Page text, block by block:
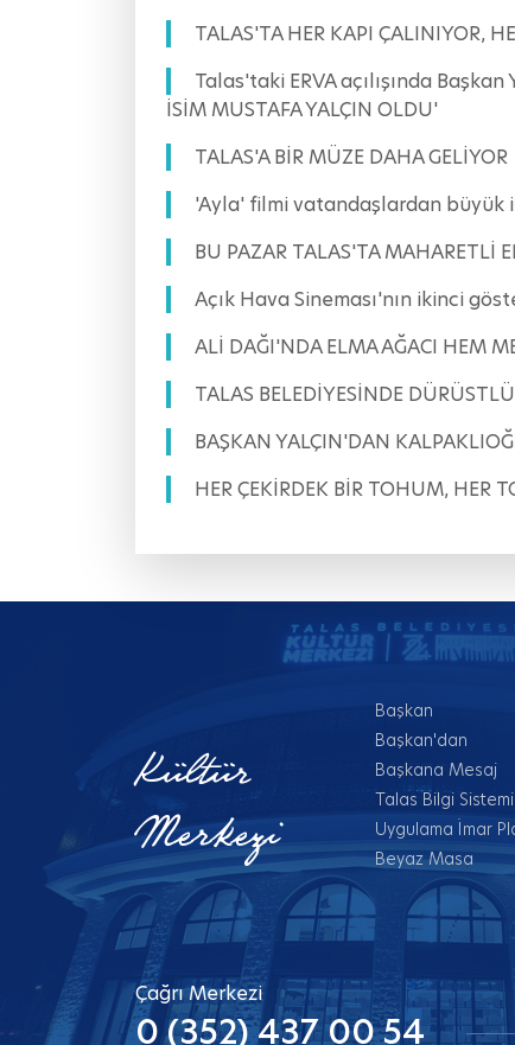
TALAS'TA HER KAPI ÇALINIYOR,
Talas'taki ERVA açılışında Başkan
İSİM MUSTAFA YALÇIN OLDU'
TALAS'A BİR MÜZE DAHA GELİYOR
'Ayla' filmi vatandaşlardan büyük
BU PAZAR TALAS'TA MAHARETLİ
Açık Hava Sineması'nın ikinci
ALİ DAĞI'NDA ELMA AĞACI HEM
TALAS BELEDİYESİNDE
BAŞKAN YALÇIN'DAN
HER ÇEKİRDEK BİR TOHUM, HER
Kültür
Merkezi
Başkan
Başkan'dan
Başkana Mesaj
Talas Bilgi Sistemi
Uygulama İmar
Beyaz Masa
Çağrı Merkezi
0 (352) 437 00 54